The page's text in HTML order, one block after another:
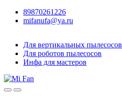
89870261226
mifanufa@ya.ru
Для вертикальных пылесосов
Для роботов пылесосов
Инфа для мастеров